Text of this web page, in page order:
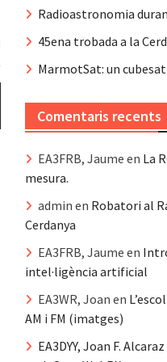
Radioastronomia
45ena trobada a la
MarmotSat: un cubesat
Comentaris recents
EA3FRB, Jaume en La
mesura.
admin en Robatori al
Cerdanya
EA3FRB, Jaume en
intel·ligència artificial
EA3WR, Joan en
AM i FM (imatges)
EA3DYY, Joan F. Alcaraz